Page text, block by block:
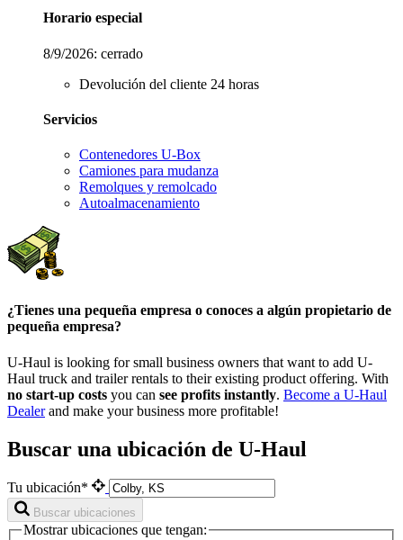
Horario especial
8/9/2026: cerrado
Devolución del cliente 24 horas
Servicios
Contenedores U-Box
Camiones para mudanza
Remolques y remolcado
Autoalmacenamiento
¿Tienes una pequeña empresa o conoces a algún propietario de
pequeña empresa?
U-Haul is looking for small business owners that want to add U-
Haul truck and trailer rentals to their existing product offering. With
no start-up costs you can see profits instantly. Become a U-Haul
Dealerand make your business more profitable!
Buscar una ubicación de U-Haul
Tu ubicación*
Buscar ubicaciones
Mostrar ubicaciones que tengan: